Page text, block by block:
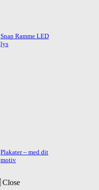
Snap Ramme LED
lys
Plakater – med dit
motiv
Close